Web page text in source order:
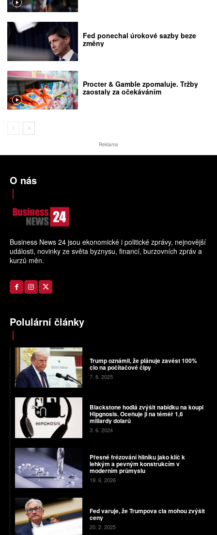
Fed ponechal úrokové sazby beze
změny
Procter & Gamble zpomaluje. Tržby
zaostaly za očekáváním
Reklama
O nás
Business News 24 jsou ekonomické i politické zprávy, nejnovější
události, novinky ze světa byznysu, financí, burzovních zpráv a
kurzů měn.
Polulární články
Trump oznámil, že plánuje zavést 100%
clo na počítačové čipy
7. 8. 2025
Blackstone hodlá zvýšit nabídku na koupi
Hipgnosis. Oceňuje ji na téměř 1,6
miliardy dolarů
3. 6. 2024
Přesné frézování hliníku jako klíč k
lehkým a pevným konstrukcím v
moderním průmyslu
19. 6. 2026
Fed varuje, že Trumpova cla mohou zvýšit
ceny
20. 2. 2025